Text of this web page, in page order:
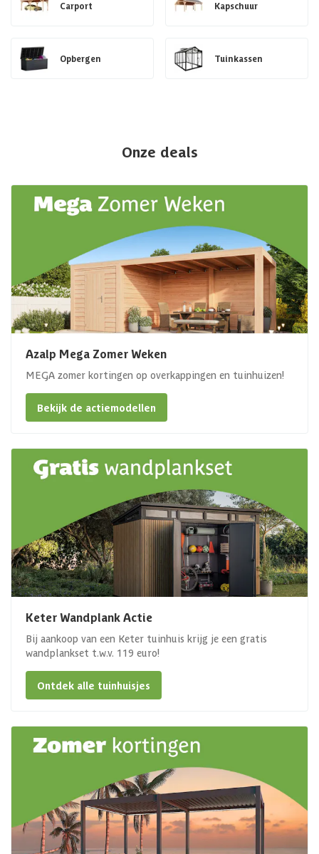
Carport Kapschuur
Opbergen Tuinkassen
Onze deals
Azalp Mega Zomer Weken
MEGA zomer kortingen op overkappingen en tuinhuizen!
Bekijk de actiemodellen
Keter Wandplank Actie
Bij aankoop van een Keter tuinhuis krijg je een gratis
wandplankset t.w.v. 119 euro!
Ontdek alle tuinhuisjes